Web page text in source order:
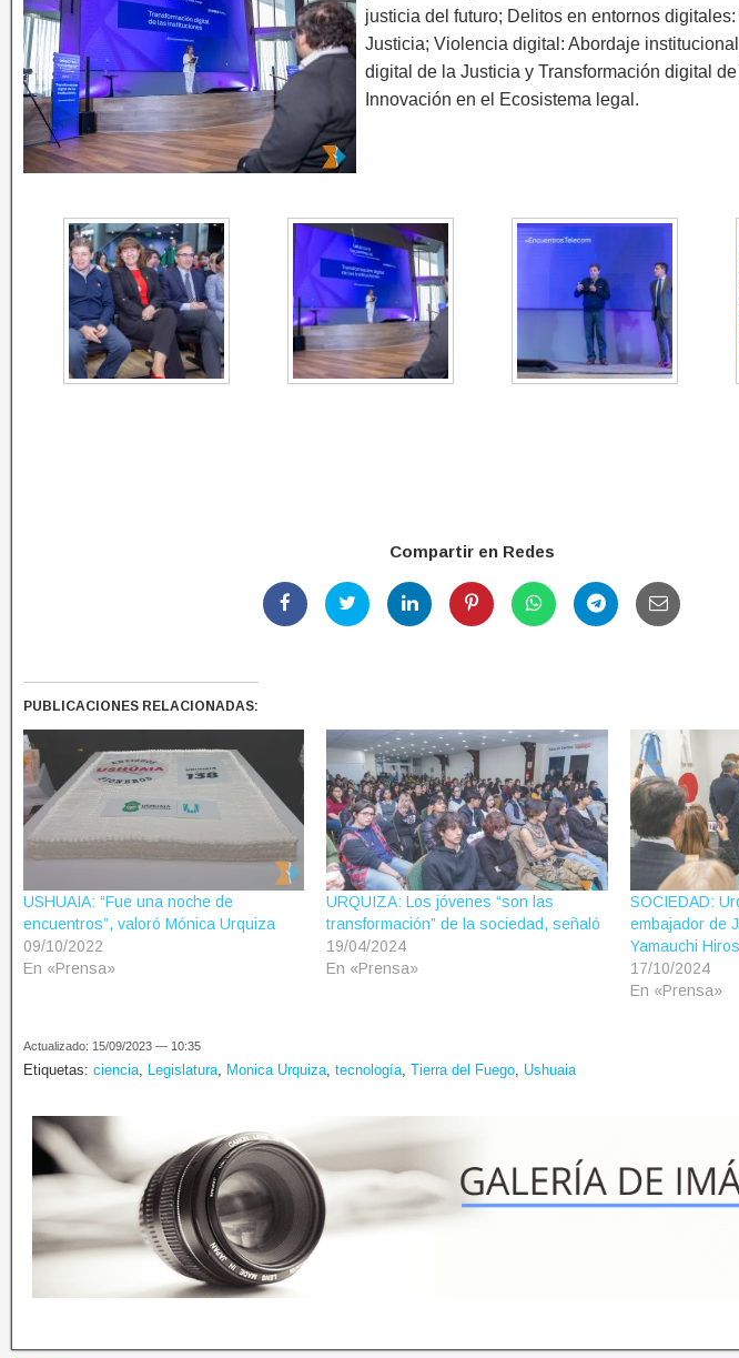
justicia del futuro; Delitos en entornos
Justicia; Violencia digital: Abordaje
digital de la Justicia y Transformación digital
Innovación en el Ecosistema legal.
Compartir en Redes
PUBLICACIONES RELACIONADAS:
USHUAIA: “Fue una noche de
encuentros”, valoró Mónica Urquiza
09/10/2022
En «Prensa»
URQUIZA: Los jóvenes “son las
transformación” de la sociedad, señaló
19/04/2024
En «Prensa»
SOCIEDAD:
embajador de
Yamauchi
17/10/2024
En «Prensa»
Actualizado: 15/09/2023 — 10:35
Etiquetas: ciencia, Legislatura, Monica Urquiza, tecnología, Tierra del Fuego, Ushuaia